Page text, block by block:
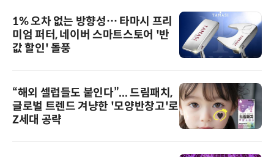
1% 오차 없는 방향성… 타마시 프리
미엄 퍼터, 네이버 스마트스토어 '반
값 할인' 돌풍
“해외 셀럽들도 붙인다”... 드림패치,
글로벌 트렌드 겨냥한 '모양반창고'로
Z세대 공략